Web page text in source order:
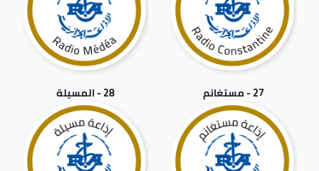
27 - مستغانم 28 - المسيلة